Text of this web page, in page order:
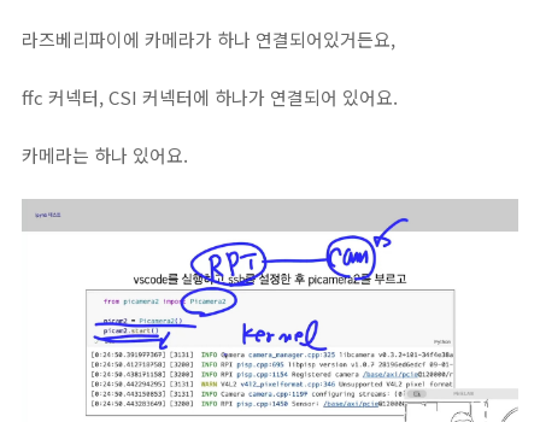
라즈베리파이에 카메라가 하나 연결되어있거든요,
ffc 커넥터, CSI 커넥터에 하나가 연결되어 있어요.
카메라는 하나 있어요.